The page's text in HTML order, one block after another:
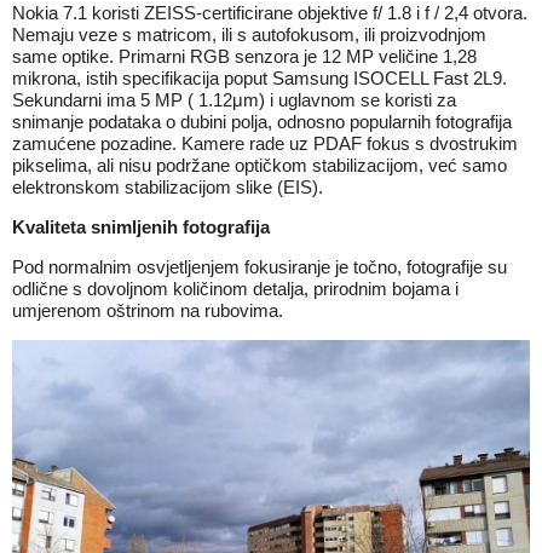
Nokia 7.1 koristi ZEISS-certificirane objektive f/ 1.8 i f / 2,4 otvora.
Nemaju veze s matricom, ili s autofokusom, ili proizvodnjom
same optike. Primarni RGB senzora je 12 MP veličine 1,28
mikrona, istih specifikacija poput Samsung ISOCELL Fast 2L9.
Sekundarni ima 5 MP ( 1.12μm) i uglavnom se koristi za
snimanje podataka o dubini polja, odnosno popularnih fotografija
zamućene pozadine. Kamere rade uz PDAF fokus s dvostrukim
pikselima, ali nisu podržane optičkom stabilizacijom, već samo
elektronskom stabilizacijom slike (EIS).
Kvaliteta snimljenih fotografija
Pod normalnim osvjetljenjem fokusiranje je točno, fotografije su
odlične s dovoljnom količinom detalja, prirodnim bojama i
umjerenom oštrinom na rubovima.